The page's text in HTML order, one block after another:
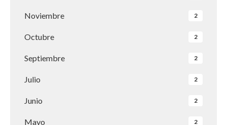
Noviembre 2
Octubre 2
Septiembre 2
Julio 2
Junio 2
Mayo 2